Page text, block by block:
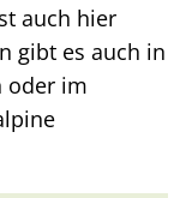
auch hier
gibt es auch in
oder im